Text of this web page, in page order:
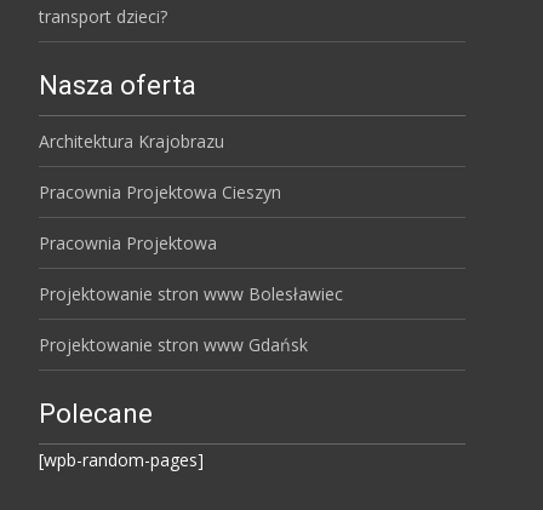
transport dzieci?
Nasza oferta
Architektura Krajobrazu
Pracownia Projektowa Cieszyn
Pracownia Projektowa
Projektowanie stron www Bolesławiec
Projektowanie stron www Gdańsk
Polecane
[wpb-random-pages]